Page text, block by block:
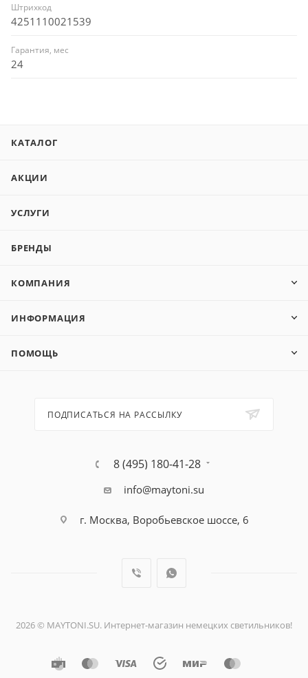
Штрихкод
4251110021539
Гарантия, мес
24
КАТАЛОГ
АКЦИИ
УСЛУГИ
БРЕНДЫ
КОМПАНИЯ
ИНФОРМАЦИЯ
ПОМОЩЬ
ПОДПИСАТЬСЯ НА РАССЫЛКУ
8 (495) 180-41-28
info@maytoni.su
г. Москва, Воробьевское шоссе, 6
2026 © MAYTONI.SU. Интернет-магазин немецких светильников!